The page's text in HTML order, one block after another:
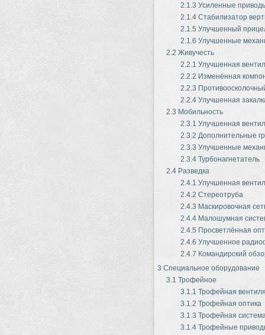
2.1.3 Усиленные
2.1.4 Стабилизатор
2.1.5 Улучшенный
2.1.6 Улучшенные
2.2 Живучесть
2.2.1 Улучшенная
2.2.2 Изменённая
2.2.3
2.2.4 Улучшенная
2.3 Мобильность
2.3.1 Улучшенная
2.3.2 Дополнительные
2.3.3 Улучшенные
2.3.4 Турбонагнетатель
2.4 Разведка
2.4.1 Улучшенная
2.4.2 Стереотруба
2.4.3 Маскировочная
2.4.4 Малошумная
2.4.5 Просветлённая
2.4.6 Улучшенное
2.4.7 Командирский
3 Специальное оборудование
3.1 Трофейное
3.1.1 Трофейная
3.1.2 Трофейная оптика
3.1.3 Трофейная
3.1.4 Трофейные